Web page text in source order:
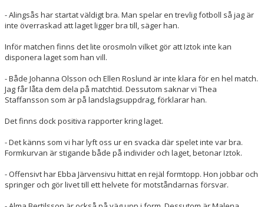
MATCHER
DAM AKADEMI - DIVISION 2
- Alingsås har startat väldigt bra. Man spelar en trevlig fotboll så jag är
inte överraskad att laget ligger bra till, säger han.
Inför matchen finns det lite orosmoln vilket gör att Iztok inte kan
disponera laget som han vill.
- Både Johanna Olsson och Ellen Roslund är inte klara för en hel match.
Jag får låta dem dela på matchtid. Dessutom saknar vi Thea
Staffansson som är på landslagsuppdrag, förklarar han.
Det finns dock positiva rapporter kring laget.
- Det känns som vi har lyft oss ur en svacka där spelet inte var bra.
Formkurvan är stigande både på individer och laget, betonar Iztok.
- Offensivt har Ebba Järvensivu hittat en rejäl formtopp. Hon jobbar och
springer och gör livet till ett helvete för motståndarnas försvar.